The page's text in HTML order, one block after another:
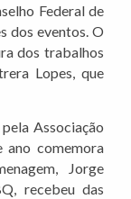
Federal de
dos eventos. O
dos trabalhos
Lopes, que
Associação
ano comemora
Jorge
recebeu das